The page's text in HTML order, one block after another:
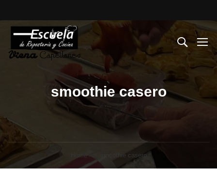
smoothie casero
Home smoothie casero